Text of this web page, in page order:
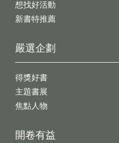
想找好活動
新書特推薦
開卷有益
嚴選企劃
得獎好書
主題書展
焦點人物